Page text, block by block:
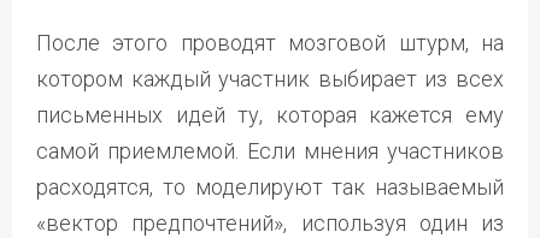
После этого проводят мозговой штурм, на
котором каждый участник выбирает из всех
письменных идей ту, которая кажется ему
самой приемлемой. Если мнения участников
расходятся, то моделируют так называемый
«вектор предпочтений», используя один из